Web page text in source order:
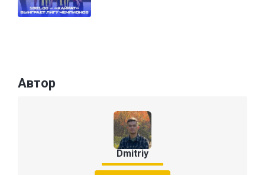
Автор
Dmitriy